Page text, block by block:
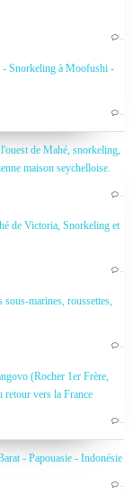
…
- Snorkeling à Moofushi -
…
de Mahé, snorkeling,
maison seychelloise.
…
de Victoria, Snorkeling et
…
marines, roussettes,
…
(Rocher 1er Frère,
retour vers la France
…
- Papouasie - Indonésie
…